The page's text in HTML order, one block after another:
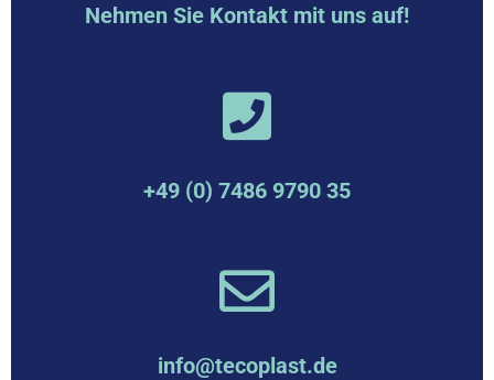
Nehmen Sie Kontakt mit uns auf!
+49 (0) 7486 9790 35
info@tecoplast.de